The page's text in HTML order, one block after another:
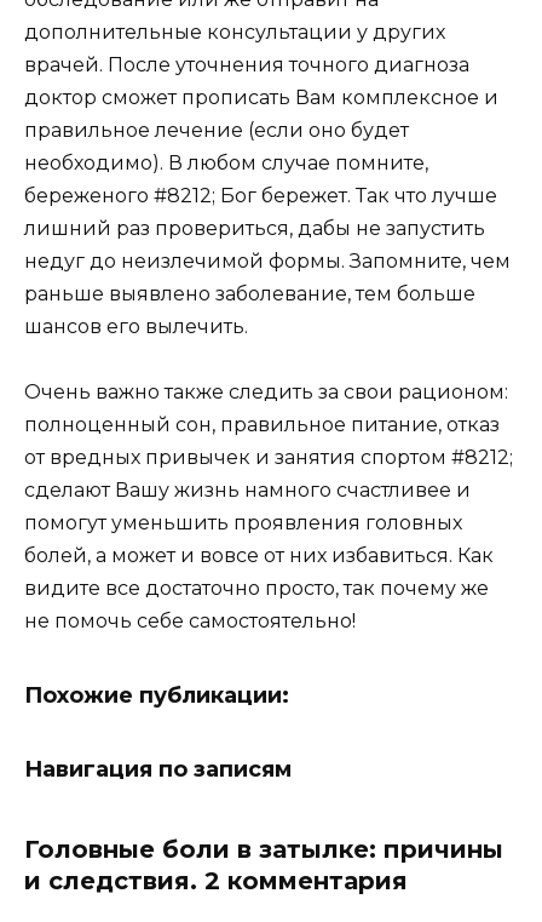
дополнительные консультации у других
врачей. После уточнения точного диагноза
доктор сможет прописать Вам комплексное и
правильное лечение (если оно будет
необходимо). В любом случае помните,
береженого #8212; Бог бережет. Так что лучше
лишний раз провериться, дабы не запустить
недуг до неизлечимой формы. Запомните, чем
раньше выявлено заболевание, тем больше
шансов его вылечить.
Очень важно также следить за свои рационом:
полноценный сон, правильное питание, отказ
от вредных привычек и занятия спортом #8212;
сделают Вашу жизнь намного счастливее и
помогут уменьшить проявления головных
болей, а может и вовсе от них избавиться. Как
видите все достаточно просто, так почему же
не помочь себе самостоятельно!
Похожие публикации:
Навигация по записям
Головные боли в затылке: причины
и следствия. 2 комментария